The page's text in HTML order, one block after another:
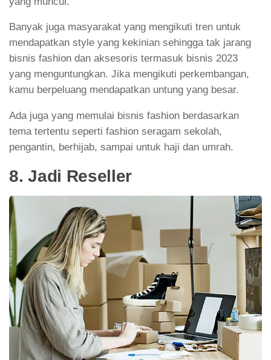
Banyak juga masyarakat yang mengikuti tren untuk
mendapatkan style yang kekinian sehingga tak jarang
bisnis fashion dan aksesoris termasuk bisnis 2023
yang menguntungkan. Jika mengikuti perkembangan,
kamu berpeluang mendapatkan untung yang besar.
Ada juga yang memulai bisnis fashion berdasarkan
tema tertentu seperti fashion seragam sekolah,
pengantin, berhijab, sampai untuk haji dan umrah.
8. Jadi Reseller